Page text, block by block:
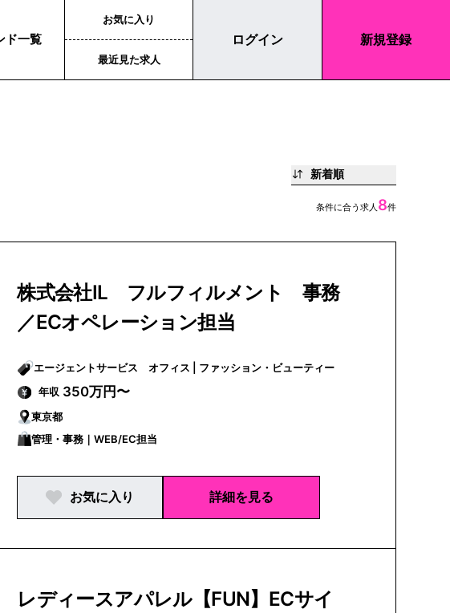
ド一覧
お気に入り
最近見た求人
ログイン 新規登録
新着順
条件に合う求人 8件
株式会社IL フルフィルメント 事務
／ECオペレーション担当
エージェントサービス オフィス | ファッション・ビューティー
年収 350万円〜
東京都
管理・事務｜WEB/EC担当
お気に入り 詳細を見る
レディースアパレル【FUN】ECサイ